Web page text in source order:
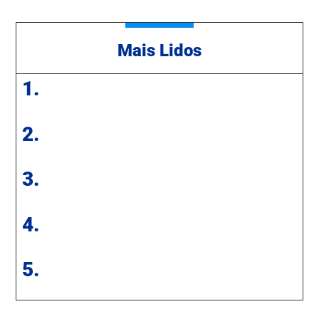
Mais Lidos
1.
2.
3.
4.
5.